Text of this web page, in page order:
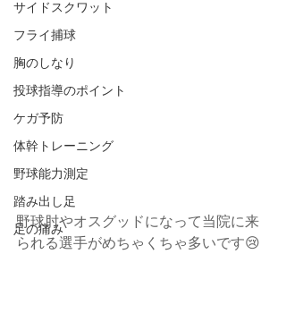
サイドスクワット
フライ捕球
胸のしなり
投球指導のポイント
ケガ予防
体幹トレーニング
野球能力測定
踏み出し足
足の痛み
野球肘やオスグッドになって当院に来
られる選手がめちゃくちゃ多いです😢